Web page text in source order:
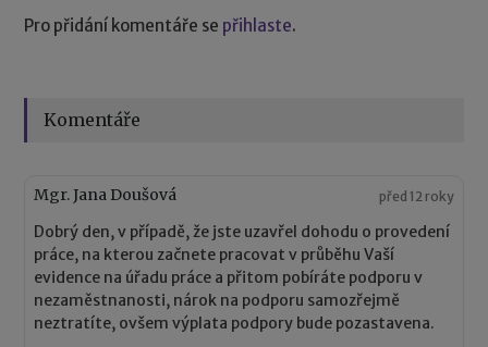
Pro přidání komentáře se přihlaste.
Komentáře
Mgr. Jana Doušová před 12 roky
Dobrý den, v případě, že jste uzavřel dohodu o provedení
práce, na kterou začnete pracovat v průběhu Vaší
evidence na úřadu práce a přitom pobíráte podporu v
nezaměstnanosti, nárok na podporu samozřejmě
neztratíte, ovšem výplata podpory bude pozastavena.